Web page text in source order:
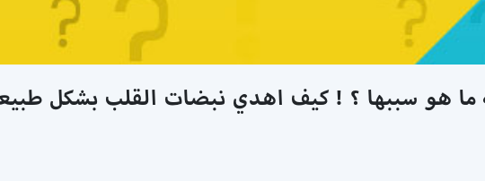
ما هو سببها ؟ ! كيف اهدي نبضات القلب بشكل